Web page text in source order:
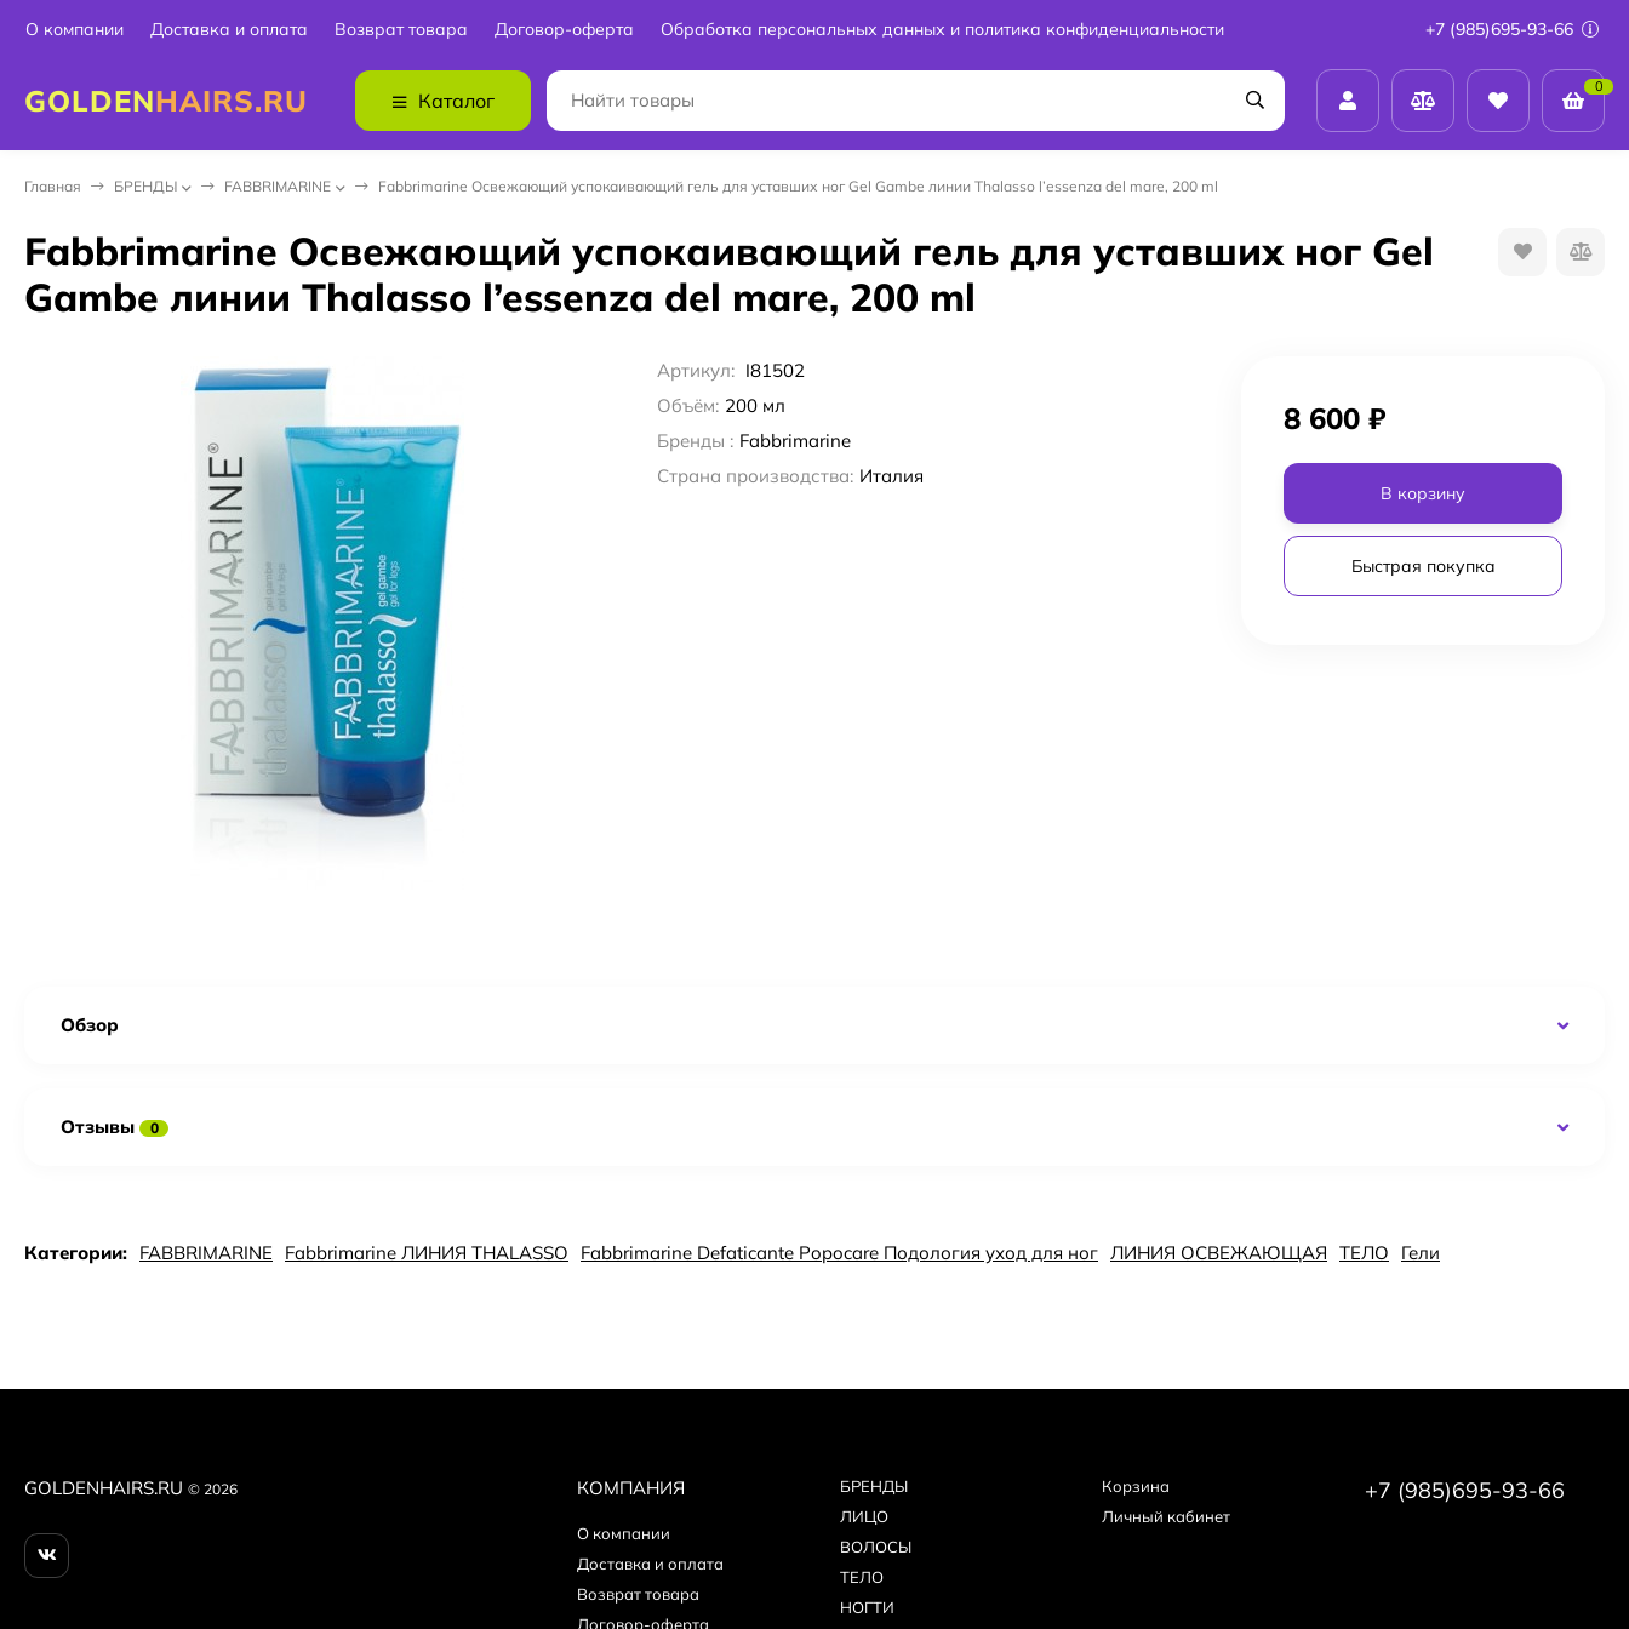
О компании Доставка и оплата Возврат товара Договор-оферта Обработка персональных данных и политика конфиденциальности +7 (985)695-93-66
GOLDENHAIRS.RU Каталог
0
Главная БPEНДЫ FABBRIMARINE Fabbrimarine Освежающий успокаивающий гель для уставших ног Gel Gambe линии Thalasso l’essenza del mare, 200 ml
Fabbrimarine Освежающий успокаивающий гель для уставших ног Gel
Gambe линии Thalasso l’essenza del mare, 200 ml
Артикул: I81502
Объём: 200 мл
Бренды : Fabbrimarine
Страна производства: Италия
8 600 ₽
В корзину
Быстрая покупка
Обзор
Отзывы 0
Категории: FABBRIMARINE Fabbrimarine ЛИНИЯ THALASSO Fabbrimarine Defaticante Popocare Подология уход для ног ЛИНИЯ ОСВЕЖАЮЩАЯ ТЕЛО Гели
GOLDENHAIRS.RU © 2026 КОМПАНИЯ
О компании
Доставка и оплата
Возврат товара
Договор-оферта
БPEНДЫ
ЛИЦО
ВОЛОСЫ
ТЕЛО
НОГТИ
Корзина
Личный кабинет
+7 (985)695-93-66